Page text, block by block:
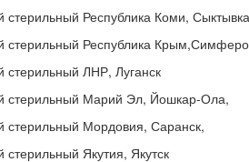
Республика Коми,
стерильный Республика
стерильный ЛНР, Луганск
стерильный Марий Эл, Йошкар-Ола,
стерильный Мордовия, Саранск,
Якутия, Якутск